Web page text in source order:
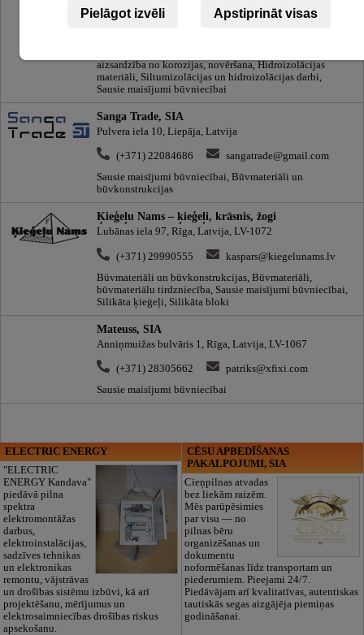
Vestienas iela 2a, Rīga, Latvija, LV-1035
aizsardzība no korozijas, novēršana, Hidroizolācijas
materiāli, Siltumizolācijas un hidroizolācijas darbi,
Sausie maisījumi būvniecībai
Sanga Trade, SIA
Pulvera iela 10, Liepāja, Latvija
(+371) 22084686
sangatrade@gmail.com
Sausie maisījumi būvniecībai, Būvmateriāli un
būvkonstrukcijas
Ķieģeļu Nams – ķieģeļi, krāsnis, žogi
Lubānas iela 97, Rīga, Latvija, LV-1072
(+371) 29990555
kaspars@kiegelunams.lv
Būvmateriāli un būvkonstrukcijas, Būvmateriāli,
būvmateriālu tirdzniecība, Sausie maisījumi būvniecībai,
Silikāta ķieģeļi, Silikāta bloki
Mateuss, SIA
Anniņmuižas bulvāris 1, Rīga, Latvija, LV-1067
(+371) 28305662
patriks@xfixi.com
Sausie maisījumi būvniecībai
ELECTRIC ENERGY
"ELECTRIC
ENERGY Kandava"
piedāvā pilna
spektra
elektromontāžas
darbus,
elektroinstalācijas,
sadzīves tehnikas
un elektronikas
remontu, vājstrāvas
un drošības sistēmu izbūvi, kā arī
projektēšanu, mērījumus un
elektrosaimniecības drošības riskus
apsekošanu.
CĒSU APBEDĪŠANAS
PAKALPOJUMI, SIA
Cieņpilnas atvadas
bez liekām raizēm.
Mēs parūpēsimies
par visu — no
pilnas bēru
organizēšanas un
dokumentu
noformēšanas līdz transportam un
piederumiem. Pieejami 24/7.
Piedāvājam arī kvalitatīvas, autentiskas
tautiskās segas aizgājēja piemiņas
godināšanai.
Pielāgot izvēli Apstiprināt visas